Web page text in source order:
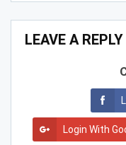
LEAVE A REPLY
Login With